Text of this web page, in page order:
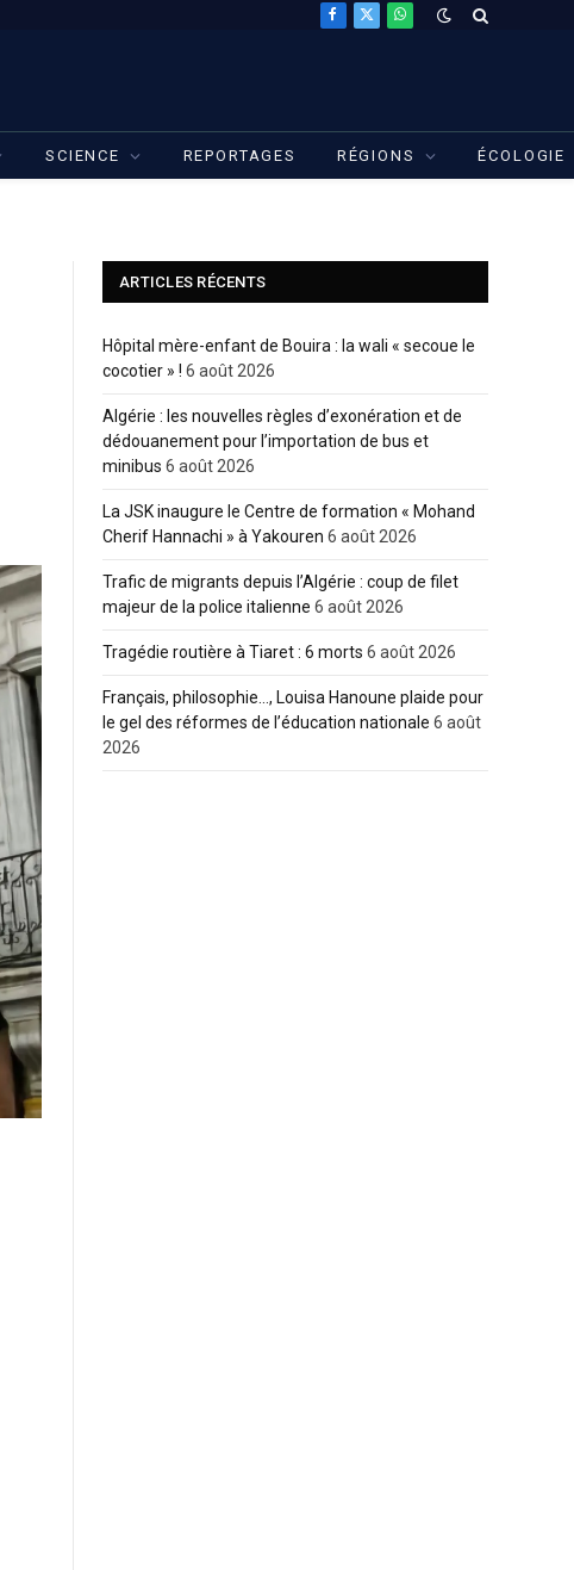
Facebook
X
WhatsApp
SCIENCE REPORTAGES RÉGIONS ÉCOLOGIE
ARTICLES RÉCENTS
Hôpital mère-enfant de Bouira : la wali « secoue le
cocotier » ! 6 août 2026
Algérie : les nouvelles règles d’exonération et de
dédouanement pour l’importation de bus et
minibus 6 août 2026
La JSK inaugure le Centre de formation « Mohand
Cherif Hannachi » à Yakouren 6 août 2026
Trafic de migrants depuis l’Algérie : coup de filet
majeur de la police italienne 6 août 2026
Tragédie routière à Tiaret : 6 morts 6 août 2026
Français, philosophie…, Louisa Hanoune plaide pour
le gel des réformes de l’éducation nationale 6 août
2026